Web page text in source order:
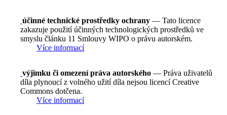
účinné technické prostředky ochrany — Tato licence
zakazuje použití účinných technologických prostředků ve
smyslu článku 11 Smlouvy WIPO o právu autorském.
Více informací
výjimku či omezení práva autorského — Práva uživatelů
díla plynoucí z volného užití díla nejsou licencí Creative
Commons dotčena.
Více informací